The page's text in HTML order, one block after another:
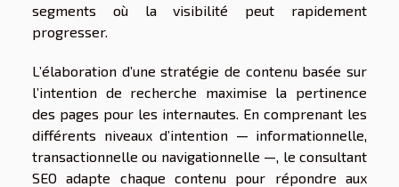
segments où la visibilité peut rapidement
progresser.
L’élaboration d’une stratégie de contenu basée sur
l’intention de recherche maximise la pertinence
des pages pour les internautes. En comprenant les
différents niveaux d’intention — informationnelle,
transactionnelle ou navigationnelle —, le consultant
SEO adapte chaque contenu pour répondre aux